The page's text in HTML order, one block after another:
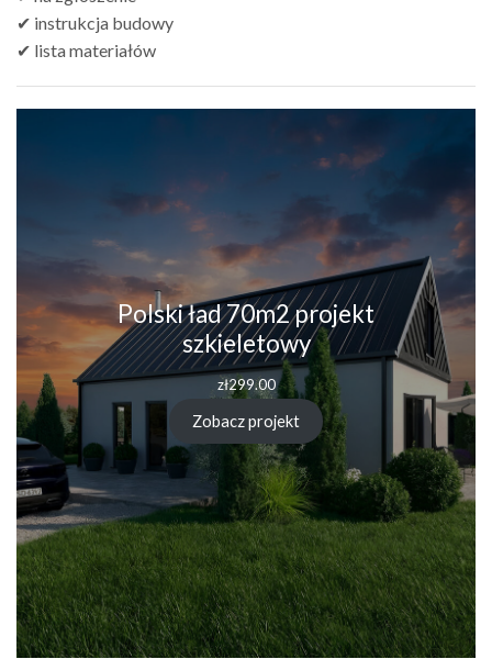
✔ instrukcja budowy
✔ lista materiałów
Polski ład 70m2 projekt
szkieletowy
zł299.00
Zobacz projekt